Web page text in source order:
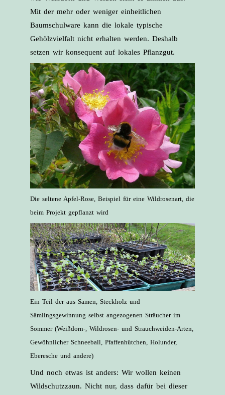
Mit der mehr oder weniger einheitlichen
Baumschulware kann die lokale typische
Gehölzvielfalt nicht erhalten werden. Deshalb
setzen wir konsequent auf lokales Pflanzgut.
Die seltene Apfel-Rose, Beispiel für eine Wildrosenart, die
beim Projekt gepflanzt wird
Ein Teil der aus Samen, Steckholz und
Sämlingsgewinnung selbst angezogenen Sträucher im
Sommer (Weißdorn-, Wildrosen- und Strauchweiden-Arten,
Gewöhnlicher Schneeball, Pfaffenhütchen, Holunder,
Eberesche und andere)
Und noch etwas ist anders: Wir wollen keinen
Wildschutzzaun. Nicht nur, dass dafür bei dieser